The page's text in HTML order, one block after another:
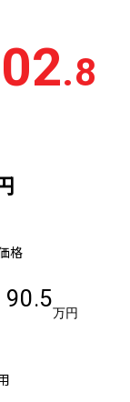
.8
格
90.5
万円